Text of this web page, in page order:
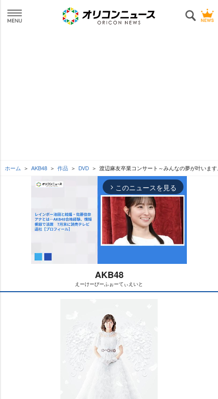
ホーム AKB48 作品 DVD 渡辺麻友卒業コンサート～みんなの夢が叶いま
arrow_forward_ios このニュースを見る
M
AKB48
えーけーびーふぉーてぃえいと